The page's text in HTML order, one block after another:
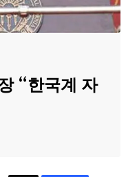
“한국계 자